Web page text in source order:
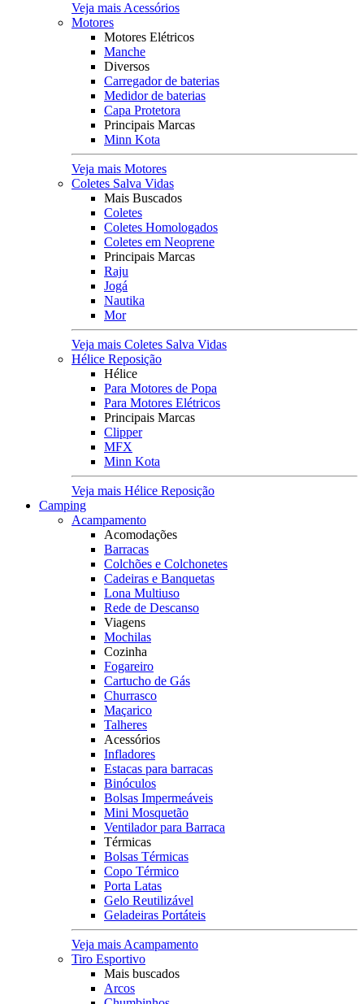
Veja mais Acessórios
Motores
Motores Elétricos
Manche
Diversos
Carregador de baterias
Medidor de baterias
Capa Protetora
Principais Marcas
Minn Kota
Veja mais Motores
Coletes Salva Vidas
Mais Buscados
Coletes
Coletes Homologados
Coletes em Neoprene
Principais Marcas
Raju
Jogá
Nautika
Mor
Veja mais Coletes Salva Vidas
Hélice Reposição
Hélice
Para Motores de Popa
Para Motores Elétricos
Principais Marcas
Clipper
MFX
Minn Kota
Veja mais Hélice Reposição
Camping
Acampamento
Acomodações
Barracas
Colchões e Colchonetes
Cadeiras e Banquetas
Lona Multiuso
Rede de Descanso
Viagens
Mochilas
Cozinha
Fogareiro
Cartucho de Gás
Churrasco
Maçarico
Talheres
Acessórios
Infladores
Estacas para barracas
Binóculos
Bolsas Impermeáveis
Mini Mosquetão
Ventilador para Barraca
Térmicas
Bolsas Térmicas
Copo Térmico
Porta Latas
Gelo Reutilizável
Geladeiras Portáteis
Veja mais Acampamento
Tiro Esportivo
Mais buscados
Arcos